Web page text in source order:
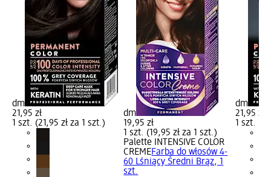
dm
21,95 zł
1 szt. (21,95 zł za 1 szt.)
dm
19,95 zł
1 szt. (19,95 zł za 1 szt.)
Palette INTENSIVE COLOR
CREMEFarba do włosów 4-
60 Lśniący Średni Brąz, 1
szt.
dm
21,95 zł
1 szt.